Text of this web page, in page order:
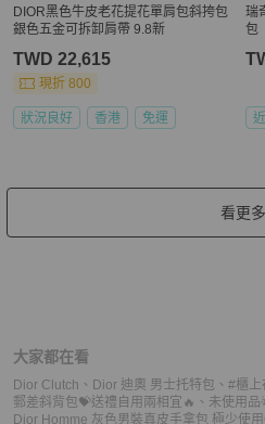
DIOR黑色牛皮老花提花單肩包斜挎包
銀色五金可拆卸肩帶 9.8新
TWD 22,615
現折 800
狀況良好 香港 免運
瑞
包
看更多
大家都在看
Dior Clutch 、 Dior 迪奧 男士托特包 、 #櫃上
郵差斜背包💝送禮自用兩相宜🔥 、 未使用品
Dior Homme 灰色男裝真皮手拿包 極少使用